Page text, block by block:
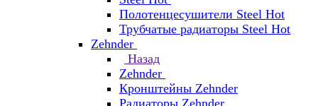
Полотенцесушители Steel Hot
Трубчатые радиаторы Steel Hot
Zehnder
Назад
Zehnder
Кронштейны Zehnder
Радиаторы Zehnder